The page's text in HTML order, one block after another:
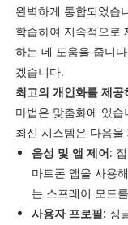
완벽하게 통합되었습
학습하여 지속적으로
하는 데 도움을 줍니
겠습니다.
최고의 개인화를 제공
마법은 맞춤화에 있
최신 시스템은 다음을
음성 및 앱 제어:
마트폰 앱을 사용
는 스프레이 모드
사용자 프로필: 싱